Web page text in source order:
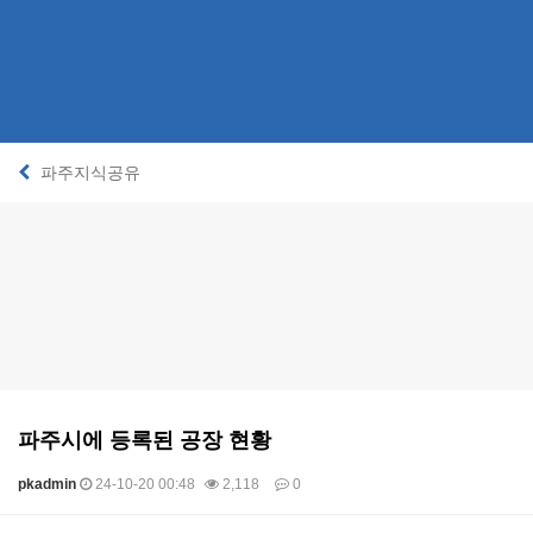
파주지식공유
파주시에 등록된 공장 현황
pkadmin 24-10-20 00:48 2,118 0